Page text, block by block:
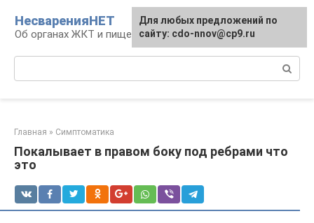
контенту
НесваренияНЕТ
Об органах ЖКТ и пищеварении
Главная » Симптоматика
Покалывает в правом боку под ребрами что
это
Для любых предложений по
сайту: cdo-nnov@cp9.ru